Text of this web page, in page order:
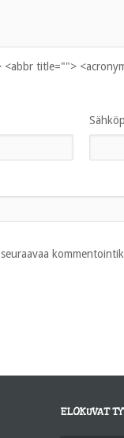
title="">
ELOKUVAT